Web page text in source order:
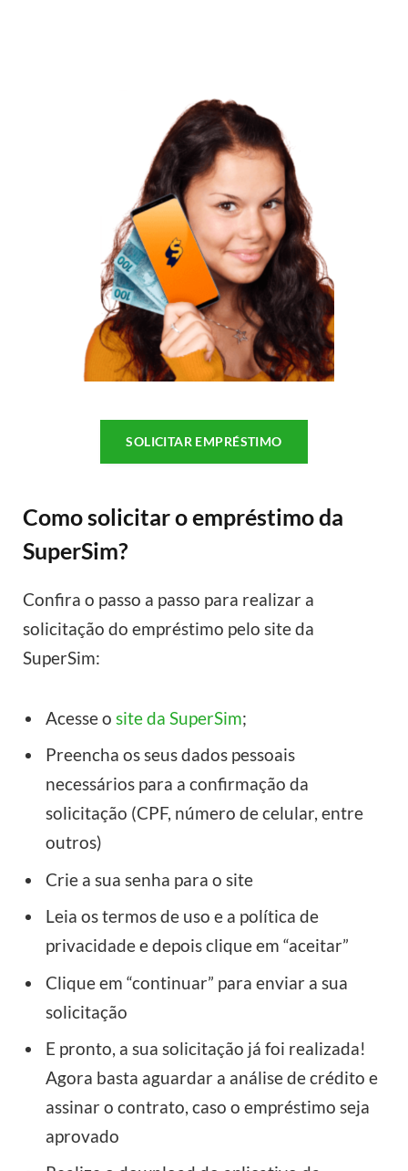
SOLICITAR EMPRÉSTIMO
Como solicitar o empréstimo da
SuperSim?
Confira o passo a passo para realizar a
solicitação do empréstimo pelo site da
SuperSim:
Acesse o site da SuperSim;
Preencha os seus dados pessoais
necessários para a confirmação da
solicitação (CPF, número de celular, entre
outros)
Crie a sua senha para o site
Leia os termos de uso e a política de
privacidade e depois clique em “aceitar”
Clique em “continuar” para enviar a sua
solicitação
E pronto, a sua solicitação já foi realizada!
Agora basta aguardar a análise de crédito e
assinar o contrato, caso o empréstimo seja
aprovado